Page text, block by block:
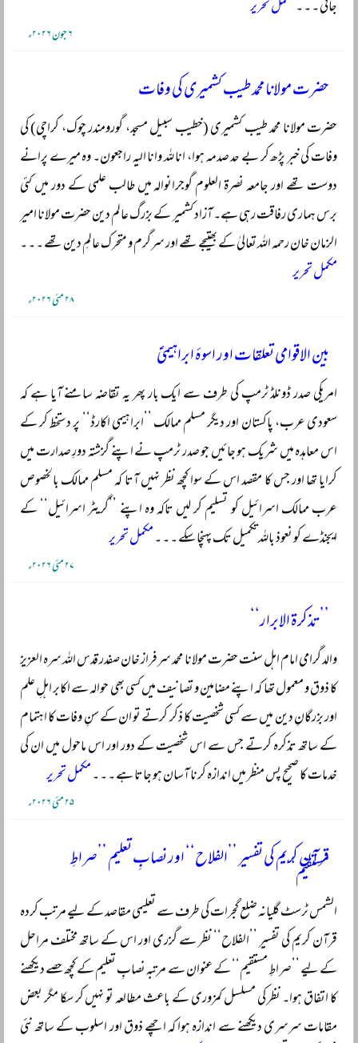
جاتی ۔ ۔ ۔ مکمل تحریر
۶ جون ۲۰۲۶ء
حضرت مولانا محمد طیب کشمیری کی وفات
حضرت مولانا محمد طیب کشمیری (خطیب سبیل مسجد، گورومندر چوک، کراچی) کی
وفات کی خبر پڑھ کر بے حد صدمہ ہوا، انا للہ وانا الیہ راجعون۔ وہ میرے پرانے
دوست تھے اور جامعہ نصرۃ العلوم گوجرانوالہ میں طالب علمی کے دور میں کئی
برس ہماری رفاقت رہی ہے۔ آزاد کشمیر کے بزرگ عالم دین حضرت مولانا امیر
الزمان خان رحمہ اللہ تعالیٰ کے بھتیجے تھے اور سرگرم و متحرک عالمِ دین تھے ۔ ۔ ۔
مکمل تحریر
۲۸ مئی ۲۰۲۶ء
بین الاقوامی تعلقات اور اسوۂ ابراہیمیؑ
امریکی صدر ڈونلڈ ٹرمپ کی طرف سے ایک بار پھر یہ تقاضہ سامنے آیا ہے کہ
سعودی عرب، پاکستان اور دیگر مسلم ممالک ’’ابراہیمی اکارڈ‘‘ پر دستخط کر کے
اس معاہدہ میں شریک ہو جائیں جو صدر ٹرمپ نے اپنے گزشتہ دورِ صدارت میں
کرایا تھا اور جس کا مقصد اس کے سوا کچھ نظر نہیں آتا کہ مسلم ممالک بالخصوص
عرب ممالک اسرائیل کو تسلیم کر لیں تاکہ وہ اپنے ’’گریٹر اسرائیل‘‘ کے
ایجنڈے کو نعوذ باللہ تکمیل تک پہنچا سکے ۔ ۔ ۔ مکمل تحریر
۲۷ مئی ۲۰۲۶ء
’’تذکرۃ الابرار‘‘
والد گرامی امام اہل سنت حضرت مولانا محمد سرفراز خان صفدر قدس اللہ سرہ العزیز
کا ذوق و معمول تھا کہ اپنے مضامین و تصانیف میں کسی بھی حوالہ سے اکابر اہلِ علم
اور بزرگانِ دین میں سے کسی شخصیت کا ذکر کرتے تو ان کے سنِ وفات کا اہتمام
کے ساتھ تذکرہ کرتے جس سے اس شخصیت کے دور اور اس ماحول میں ان کی
خدمات کا صحیح پس منظر میں اندازہ کرنا آسان ہو جاتا ہے ۔ ۔ ۔ مکمل تحریر
۲۵ مئی ۲۰۲۶ء
قرآن کریم کی تفسیر ’’الفلاح‘‘ اور نصابِ تعلیم ’’صراطِ
مستقیم‘‘
الشمس ٹرسٹ گلیانہ ضلع گجرات کی طرف سے تعلیمی مقاصد کے لیے مرتب کردہ
قرآن کریم کی تفسیر ’’الفلاح‘‘ نظر سے گزری اور اس کے ساتھ مختلف مراحل
کے لیے ’’صراطِ مستقیم‘‘ کے عنوان سے مرتبہ نصابِ تعلیم کے کچھ حصے دیکھنے
کا اتفاق ہوا۔ نظر کی مسلسل کمزوری کے باعث مطالعہ تو نہیں کر سکا مگر بعض
مقامات سرسری دیکھنے سے اندازہ ہوا کہ اچھے ذوق اور اسلوب کے ساتھ نئی